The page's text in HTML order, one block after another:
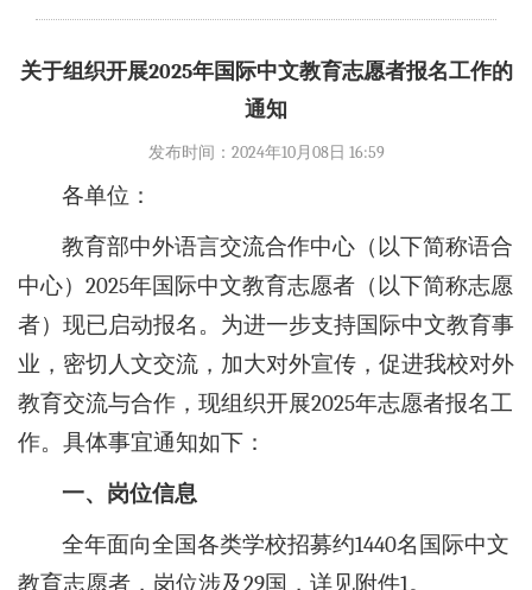
关于组织开展2025年国际中文教育志愿者报名工作的
通知
发布时间：2024年10月08日 16:59
各单位：
教育部中外语言交流合作中心（以下简称语合
中心）2025年国际中文教育志愿者（以下简称志愿
者）现已启动报名。为进一步支持国际中文教育事
业，密切人文交流，加大对外宣传，促进我校对外
教育交流与合作，现组织开展2025年志愿者报名工
作。具体事宜通知如下：
一、岗位信息
全年面向全国各类学校招募约1440名国际中文
教育志愿者，岗位涉及29国，详见附件1。